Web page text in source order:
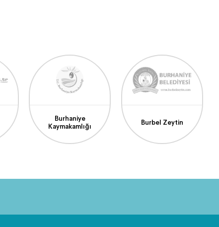
Burhaniye
Kaymakamlığı
Burbel Zeytin